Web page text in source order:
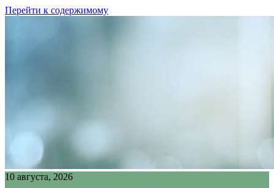
Перейти к содержимому
10 августа, 2026